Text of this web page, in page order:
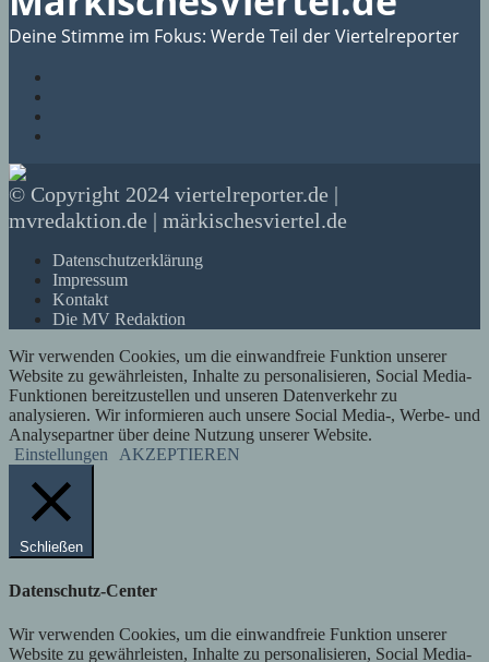
Deine Stimme im Fokus: Werde Teil der Viertelreporter
© Copyright 2024 viertelreporter.de |
mvredaktion.de | märkischesviertel.de
Datenschutzerklärung
Impressum
Kontakt
Die MV Redaktion
Wir verwenden Cookies, um die einwandfreie Funktion unserer
Website zu gewährleisten, Inhalte zu personalisieren, Social Media-
Funktionen bereitzustellen und unseren Datenverkehr zu
analysieren. Wir informieren auch unsere Social Media-, Werbe- und
Analysepartner über deine Nutzung unserer Website.
Einstellungen
AKZEPTIEREN
Schließen
Datenschutz-Center
Wir verwenden Cookies, um die einwandfreie Funktion unserer
Website zu gewährleisten, Inhalte zu personalisieren, Social Media-